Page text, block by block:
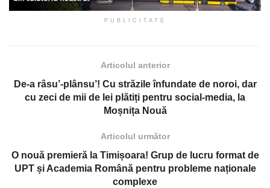
PUBLICITATE
Articolul anterior
De-a râsu’-plânsu’! Cu străzile înfundate de noroi, dar
cu zeci de mii de lei plătiți pentru social-media, la
Moșnița Nouă
Articolul următor
O nouă premieră la Timișoara! Grup de lucru format de
UPT și Academia Română pentru probleme naționale
complexe